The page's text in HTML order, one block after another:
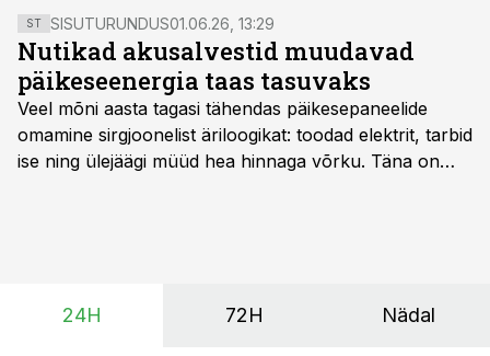
ST SISUTURUNDUS01.06.26, 13:29
Nutikad akusalvestid muudavad
päikeseenergia taas tasuvaks
Veel mõni aasta tagasi tähendas päikesepaneelide
omamine sirgjoonelist äriloogikat: toodad elektrit, tarbid
ise ning ülejäägi müüd hea hinnaga võrku. Täna on
põllumajandusettevõtete jaoks üheks olulisemaks
24H 72H Nädal